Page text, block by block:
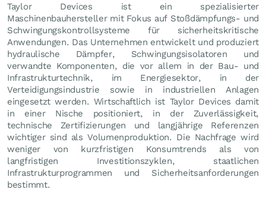
Taylor Devices ist ein spezialisierter
Maschinenbauhersteller mit Fokus auf Stoßdämpfungs- und
Schwingungskontrollsysteme für sicherheitskritische
Anwendungen. Das Unternehmen entwickelt und produziert
hydraulische Dämpfer, Schwingungsisolatoren und
verwandte Komponenten, die vor allem in der Bau- und
Infrastrukturtechnik, im Energiesektor, in der
Verteidigungsindustrie sowie in industriellen Anlagen
eingesetzt werden. Wirtschaftlich ist Taylor Devices damit
in einer Nische positioniert, in der Zuverlässigkeit,
technische Zertifizierungen und langjährige Referenzen
wichtiger sind als Volumenproduktion. Die Nachfrage wird
weniger von kurzfristigen Konsumtrends als von
langfristigen Investitionszyklen, staatlichen
Infrastrukturprogrammen und Sicherheitsanforderungen
bestimmt.